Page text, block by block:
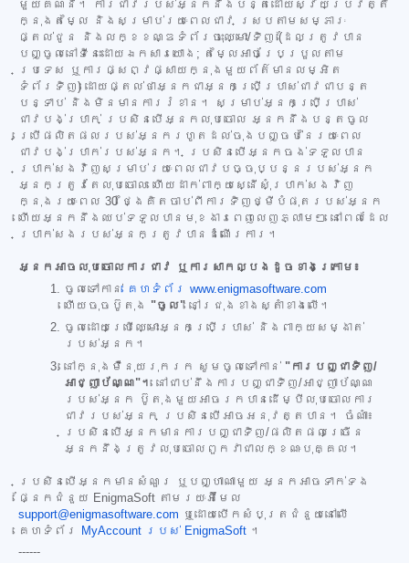
មួយគណនី។ ការជាវរបស់អ្នកនឹងបន្តដោយស្វ័យប្រវត្តិ
ក្នុងតម្លៃ និងសម្រាប់រយៈពេលជាវ ស្របតាមសម្ភារៈ
ផ្តល់ជូន និងលក្ខខណ្ឌទំព័រចុះឈ្មោះ/ទិញ (ដែលត្រូវបាន
បញ្ចូលនៅទីនេះដោយឯកសារយោង; តម្លៃអាចប្រែប្រួលតាម
ប្រទេស ឬការផ្សព្វផ្សាយក្នុងមួយព័ត៌មានលម្អិត
ទំព័រទិញ) ដោយផ្តល់ថាអ្នកជាអ្នកប្រើប្រាស់ជាវជាបន្ត
បន្ទាប់ និងមិនមានការរំខាន។ សម្រាប់អ្នកប្រើប្រាស់
ជាវបង់ប្រាក់ ប្រសិនបើអ្នកលុបចោល អ្នកនឹងបន្តចូល
ប្រើផលិតផលរបស់អ្នករហូតដល់ចុងបញ្ចប់នៃរយៈពេល
ជាវបង់ប្រាក់របស់អ្នក។ ប្រសិនបើអ្នកចង់ទទួលបាន
ប្រាក់សងវិញសម្រាប់រយៈពេលជាវបច្ចុប្បន្នរបស់អ្នក
អ្នកត្រូវតែលុបចោល ហើយដាក់ពាក្យស្នើសុំប្រាក់សងវិញ
ក្នុងរយៈពេល 30 ថ្ងៃគិតចាប់ពីការទិញថ្មីបំផុតរបស់អ្នក
ហើយអ្នកនឹងឈប់ទទួលបានមុខងារពេញលេញភ្លាមៗ នៅពេលដែល
ប្រាក់សងរបស់អ្នកត្រូវបានដំណើរការ។
អ្នកអាចលុបចោលការជាវ ឬការសាកល្បងដូចខាងក្រោម៖
ចូលទៅកាន់ គេហទំព័រ www.enigmasoftware.com
ហើយចុចប៊ូតុង "ចូល" នៅជ្រុងខាងស្តាំខាងលើ។
ចូលដោយប្រើឈ្មោះអ្នកប្រើប្រាស់ និងពាក្យសម្ងាត់
របស់អ្នក។
នៅក្នុងម៉ឺនុយរុករក សូមចូលទៅកាន់ "ការបញ្ជាទិញ/
អាជ្ញាប័ណ្ណ"។ នៅជាប់នឹងការបញ្ជាទិញ/អាជ្ញាប័ណ្ណ
របស់អ្នក ប៊ូតុងមួយអាចរកបានដើម្បីលុបចោលការ
ជាវរបស់អ្នក ប្រសិនបើអាចអនុវត្តបាន។ ចំណាំ៖
ប្រសិនបើអ្នកមានការបញ្ជាទិញ/ផលិតផលច្រើន
អ្នកនឹងត្រូវលុបចោលពួកវាជាលក្ខណៈបុគ្គល។
ប្រសិនបើអ្នកមានសំណួរ ឬបញ្ហាណាមួយ អ្នកអាចទាក់ទង
ផ្នែកជំនួយ EnigmaSoft តាមរយៈអ៊ីមែល
support@enigmasoftware.com ឬដោយបើកសំបុត្រជំនួយនៅលើ
គេហទំព័រ
MyAccount របស់ EnigmaSoft ។
------